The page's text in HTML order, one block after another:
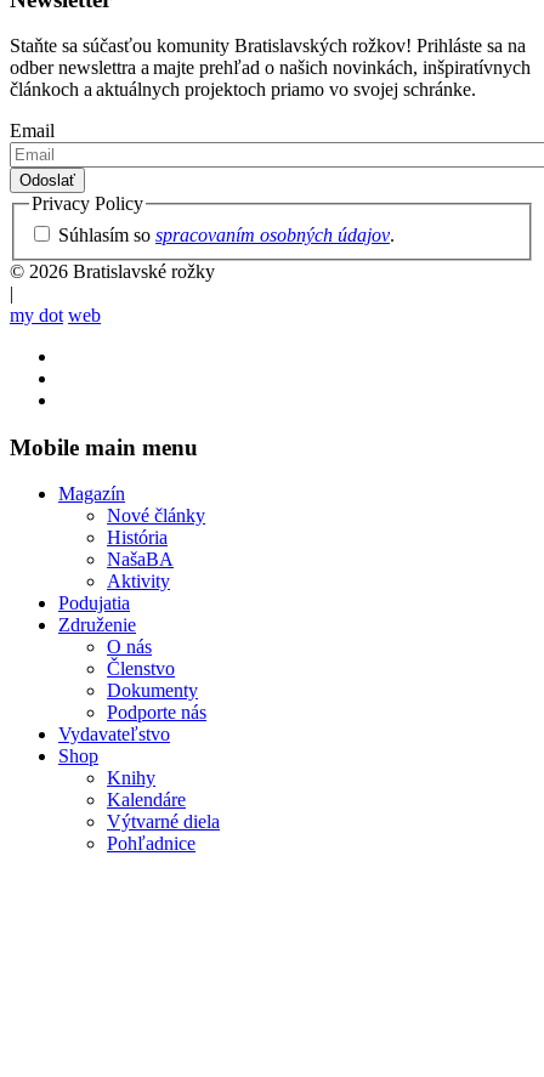
Staňte sa súčasťou komunity Bratislavských rožkov! Prihláste sa na
odber newslettra a majte prehľad o našich novinkách, inšpiratívnych
článkoch a aktuálnych projektoch priamo vo svojej schránke.
Email
Privacy Policy
Súhlasím so spracovaním osobných údajov.
© 2026 Bratislavské rožky
|
my dot web
Mobile main menu
Magazín
Nové články
História
NašaBA
Aktivity
Podujatia
Združenie
O nás
Členstvo
Dokumenty
Podporte nás
Vydavateľstvo
Shop
Knihy
Kalendáre
Výtvarné diela
Pohľadnice